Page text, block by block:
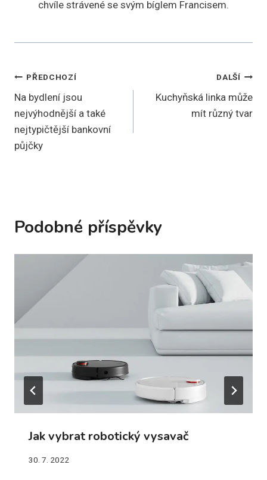
chvíle strávené se svým bíglem Francisem.
Navigace
pro
příspěvek
PŘEDCHOZÍ
Na bydlení jsou
nejvýhodnější a také
nejtypičtější bankovní
půjčky
DALŠÍ
Kuchyňská linka může
mít různý tvar
Podobné příspěvky
Jak vybrat robotický vysavač
30. 7. 2022